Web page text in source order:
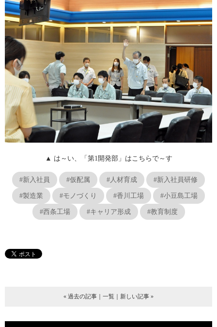
▲ は～い、「第1開発部」はこちらで～す
#新入社員 #仮配属 #人材育成 #新入社員研修
#製造業 #モノづくり #香川工場 #小豆島工場
#西条工場 #キャリア形成 #教育制度
« 過去の記事 一覧 新しい記事 »